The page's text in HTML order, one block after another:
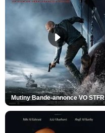
Mutiny Bande-annonce VO STFR